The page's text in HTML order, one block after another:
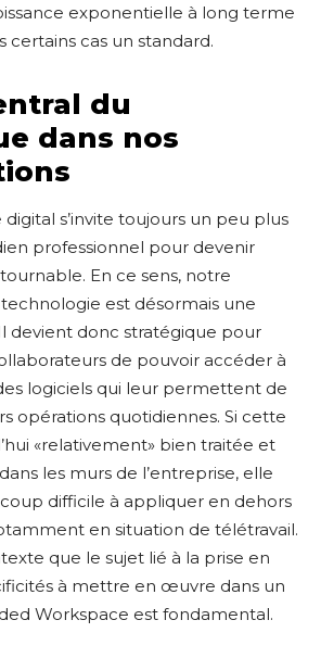
exponentielle à long terme
certains cas un standard.
du
dans nos
s’invite toujours un peu plus
professionnel pour devenir
En ce sens, notre
est désormais une
devient donc stratégique pour
de pouvoir accéder à
logiciels qui leur permettent de
opérations quotidiennes. Si cette
«relativement» bien traitée et
les murs de l’entreprise, elle
difficile à appliquer en dehors
en situation de télétravail.
que le sujet lié à la prise en
à mettre en œuvre dans un
Workspace est fondamental.